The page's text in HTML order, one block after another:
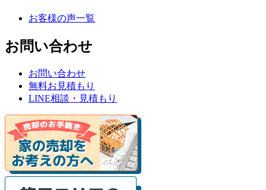
お客様の声一覧
お問い合わせ
お問い合わせ
無料お見積もり
LINE相談・見積もり